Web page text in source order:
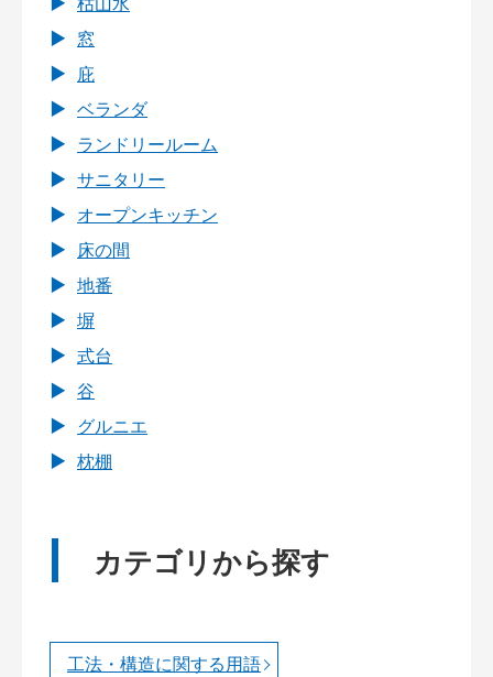
窓
庇
ベランダ
ランドリールーム
サニタリー
オープンキッチン
床の間
地番
塀
式台
谷
グルニエ
枕棚
カテゴリから探す
工法・構造に関する用語